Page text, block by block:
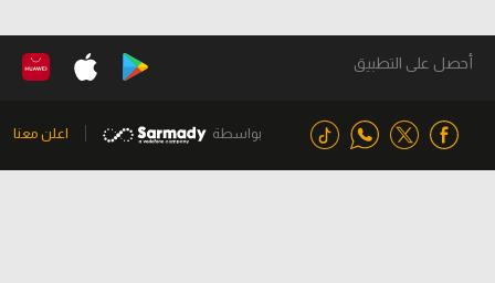
أحصل على التطبيق
بواسطة اعلن معنا